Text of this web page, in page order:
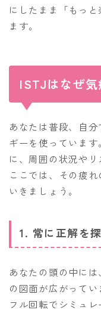
にしたまま「もっ
ます。
ISTJはなぜ
あなたは普段、自
ギーを使っていま
に、周囲の状況やリ
ここでは、その疲
いきましょう。
1. 常に正解を
あなたの頭の中には
の図面が広がって
フル回転でシミュ